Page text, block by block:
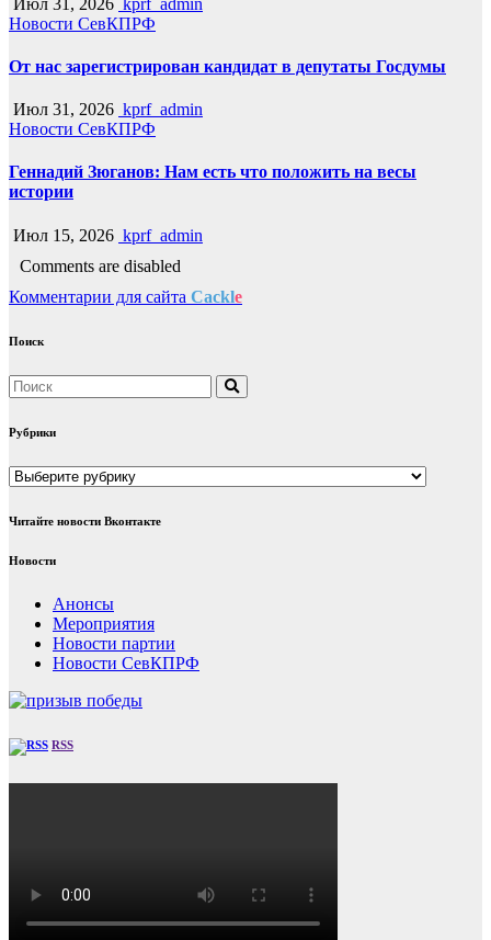
Новости СевКПРФ
От нас зарегистрирован кандидат в депутаты Госдумы
Июл 31, 2026 kprf_admin
Новости СевКПРФ
Геннадий Зюганов: Нам есть что положить на весы
истории
Июл 15, 2026 kprf_admin
Comments are disabled
Комментарии для сайта Cackle
Поиск
Рубрики
Рубрики
Читайте новости Вконтакте
Новости
Анонсы
Мероприятия
Новости партии
Новости СевКПРФ
RSS